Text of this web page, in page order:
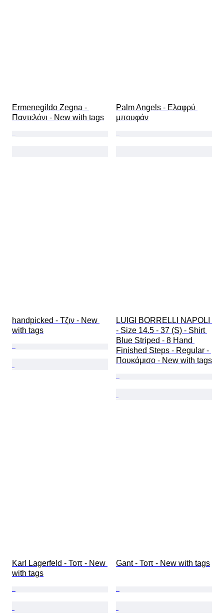
Ermenegildo Zegna -
Παντελόνι - New with tags
Palm Angels - Ελαφρύ
μπουφάν
handpicked - Τζιν - New
with tags
LUIGI BORRELLI NAPOLI
- Size 14.5 - 37 (S) - Shirt
Blue Striped - 8 Hand
Finished Steps - Regular -
Πουκάμισο - New with tags
Karl Lagerfeld - Τοπ - New
with tags
Gant - Τοπ - New with tags